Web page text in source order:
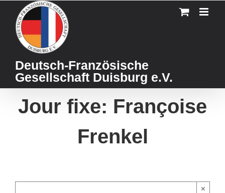
content
Deutsch-Französische
Gesellschaft Duisburg e.V.
Jour fixe: Françoise
Frenkel
×